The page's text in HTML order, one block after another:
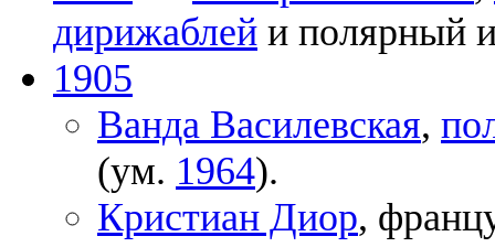
дирижаблей и полярный
1905
Ванда Василевская,
(ум. 1964).
Кристиан Диор,